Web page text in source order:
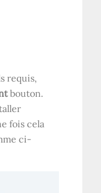
requis,
bouton.
fois cela
ci-